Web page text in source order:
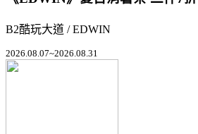
B2酷玩大道 / EDWIN
2026.08.07~2026.08.31